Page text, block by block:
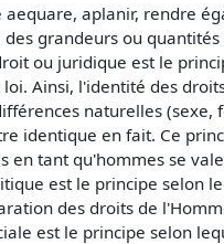
aequare, aplanir, rendre
grandeurs ou
ou juridique est le
Ainsi, l'identité des
naturelles
identique en fait. Ce
en tant qu'hommes se
est le principe selon
des droits de
est le principe selon